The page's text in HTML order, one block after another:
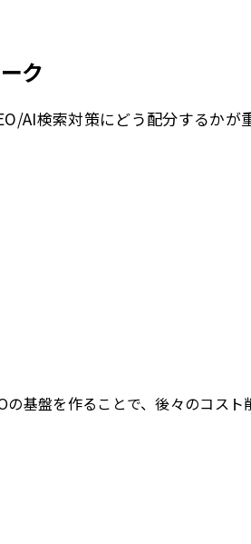
ク
AI検索対策にどう配分するかが
基盤を作ることで、後々のコスト